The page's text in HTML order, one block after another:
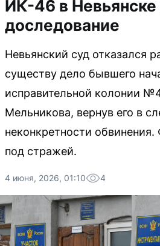
ИК-46 в Невьянске
доследование
Невьянский суд отказался
существу дело бывшего
исправительной колонии
Мельникова, вернув его в
неконкретности обвинения.
под стражей.
4 июня, 2026, 01:10 4